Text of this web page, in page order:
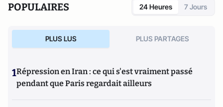
POPULAIRES 24 Heures 7 Jours
PLUS LUS PLUS PARTAGES
1Répression en Iran : ce qui s'est vraiment passé
pendant que Paris regardait ailleurs